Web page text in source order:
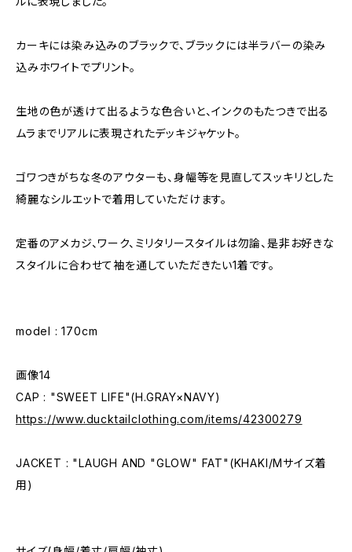
カーキには染み込みのブラックで、ブラックには半ラバーの染み
込みホワイトでプリント。
生地の色が透けて出るような色合いと、インクのもたつきで出る
ムラまでリアルに表現されたデッキジャケット。
ゴワつきがちな冬のアウターも、身幅等を見直してスッキリとした
綺麗なシルエットで着用していただけます。
定番のアメカジ、ワーク、ミリタリースタイルは勿論、是非お好きな
スタイルに合わせて袖を通していただきたい1着です。
model : 170cm
画像14
CAP : "SWEET LIFE"(H.GRAY×NAVY)
https://www.ducktailclothing.com/items/42300279
JACKET : "LAUGH AND "GLOW" FAT"(KHAKI/Mサイズ着
用)